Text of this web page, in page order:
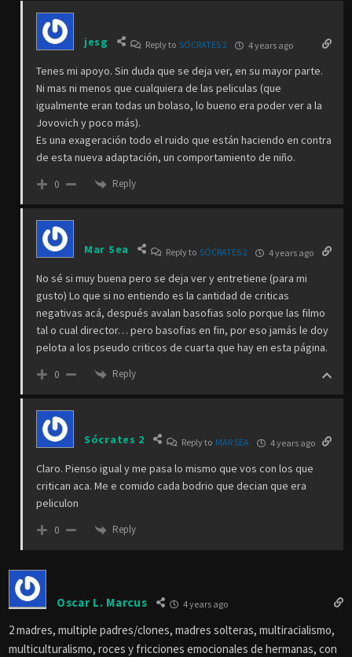
jesg Reply to SÓCRATES 2 4 years ago
Tenes mi apoyo. Sin duda que se deja ver, en su mayor parte.
Ni mas ni menos que cualquiera de las peliculas (que
igualmente eran todas un bolaso, lo bueno era poder ver a la
Jovovich y poco más).
Es una exageración todo el ruido que están haciendo en contra
de esta nueva adaptación, un comportamiento de niño.
0 Reply
Mar Sea Reply to SÓCRATES 2 4 years ago
No sé si muy buena pero se deja ver y entretiene (para mi
gusto) Lo que si no entiendo es la cantidad de criticas
negativas acá, después avalan basofias solo porque las filmo
tal o cual director… pero basofias en fin, por eso jamás le doy
pelota a los pseudo criticos de cuarta que hay en esta página.
0 Reply
Sócrates 2 Reply to MAR SEA 4 years ago
Claro. Pienso igual y me pasa lo mismo que vos con los que
critican aca. Me e comido cada bodrio que decian que era
peliculon
0 Reply
Oscar L. Marcus 4 years ago
2 madres, multiple padres/clones, madres solteras, multiracialismo,
multiculturalismo, roces y fricciones emocionales de hermanas, con